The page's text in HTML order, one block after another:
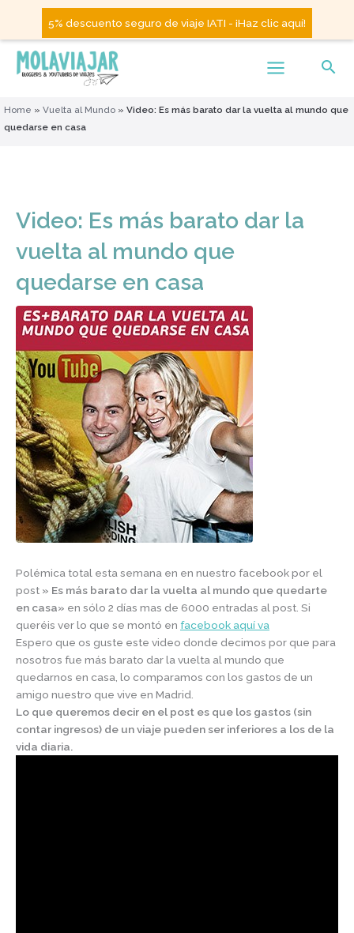
5% descuento seguro de viaje IATI - ¡Haz clic aquí!
Home » Vuelta al Mundo » Video: Es más barato dar la vuelta al mundo que
quedarse en casa
Video: Es más barato dar la
vuelta al mundo que
quedarse en casa
Polémica total esta semana en en nuestro facebook por el
post » Es más barato dar la vuelta al mundo que quedarte
en casa» en sólo 2 días mas de 6000 entradas al post. Si
queréis ver lo que se montó en facebook aquí va
Espero que os guste este video donde decimos por que para
nosotros fue más barato dar la vuelta al mundo que
quedarnos en casa, lo comparamos con los gastos de un
amigo nuestro que vive en Madrid.
Lo que queremos decir en el post es que los gastos (sin
contar ingresos) de un viaje pueden ser inferiores a los de la
vida diaria.